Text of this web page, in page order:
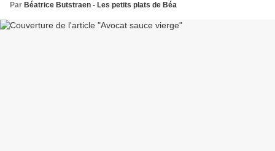
Par Béatrice Butstraen - Les petits plats de Béa